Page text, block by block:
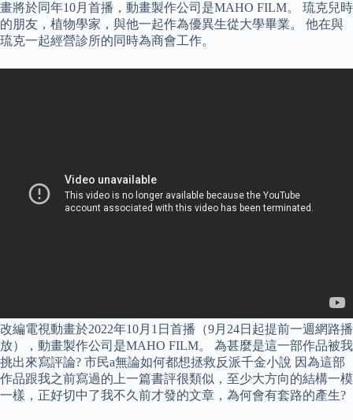
畫將於同年10月首播，動畫製作公司是MAHO FILM。 琉克兒時
的朋友，植物學家，與他一起作為優異生從大學畢業。 他在與
琉克一起經營診所的同時為商會工作。
改編電視動畫於2022年10月1日首播（9月24日起提前一週網路播
放），動畫製作公司是MAHO FILM。 為甚麼是這一部作品被我
挑出來寫評論? 市民a無論如何都想拯救反派千金小說 因為這部
作品跟我之前寫過的上一篇書評很類似，至少大方向的結構一模
一樣，正好切中了我不久前才發的文章，為何會有套路的產生?